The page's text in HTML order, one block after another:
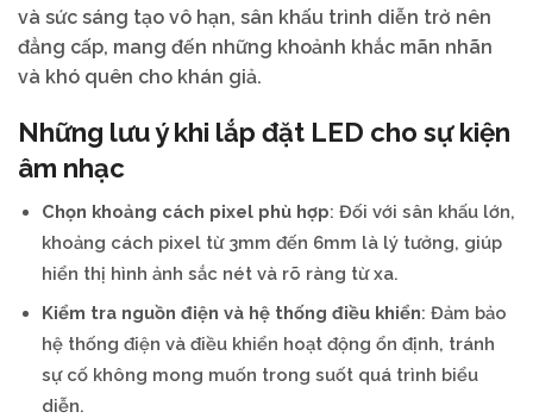
và sức sáng tạo vô hạn, sân khấu trình diễn trở nên
đẳng cấp, mang đến những khoảnh khắc mãn nhãn
và khó quên cho khán giả.
Những lưu ý khi lắp đặt LED cho sự kiện
âm nhạc
Chọn khoảng cách pixel phù hợp: Đối với sân khấu lớn,
khoảng cách pixel từ 3mm đến 6mm là lý tưởng, giúp
hiển thị hình ảnh sắc nét và rõ ràng từ xa.
Kiểm tra nguồn điện và hệ thống điều khiển: Đảm bảo
hệ thống điện và điều khiển hoạt động ổn định, tránh
sự cố không mong muốn trong suốt quá trình biểu
diễn.